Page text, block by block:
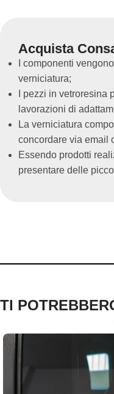
Acquista
I componenti
verniciatura;
I pezzi in
lavorazioni di
La verniciatura
concordare via email
Essendo prodotti
presentare delle
TI